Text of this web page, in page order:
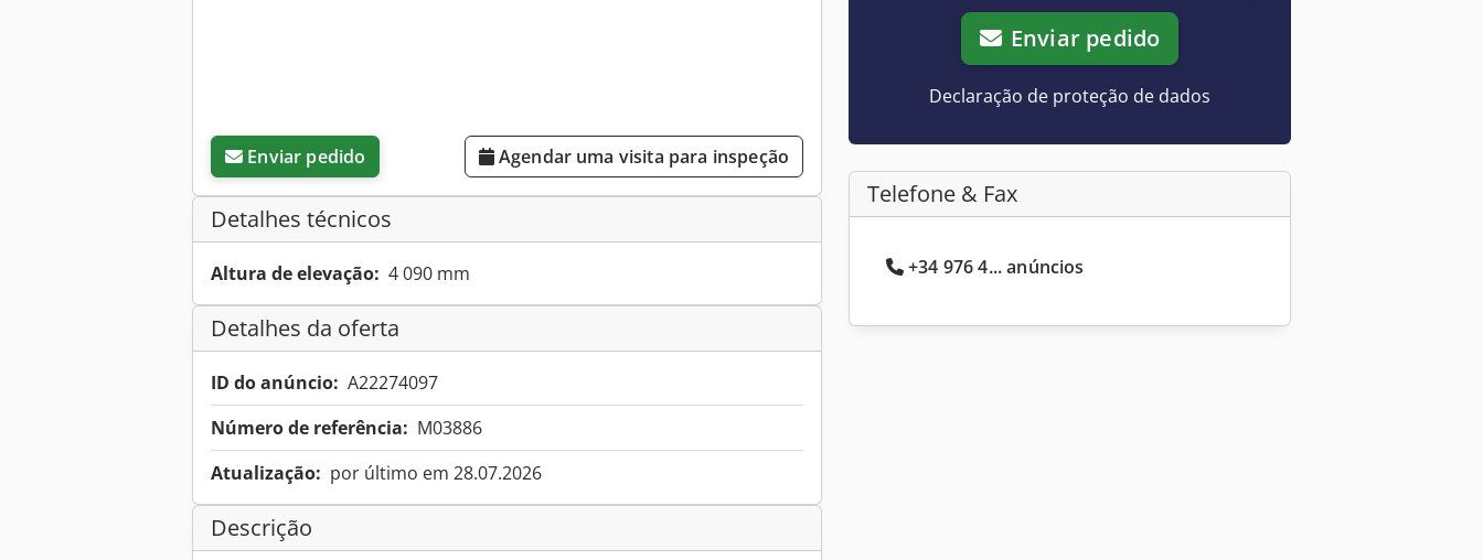
Enviar pedido Agendar uma visita para inspeção
Detalhes técnicos
Altura de elevação: 4 090 mm
Detalhes da oferta
ID do anúncio: A22274097
Número de referência: M03886
Atualização: por último em 28.07.2026
Descrição
Enviar pedido
Declaração de proteção de dados
Telefone & Fax
+34 976 4... anúncios